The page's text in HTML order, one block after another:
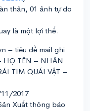
thân, 01 ảnh tự do
là một lợi thế.
– tiêu đề mail ghi
HỌ TÊN – NHÂN
TIM QUÁI VẬT –
2017
Xuất thông báo